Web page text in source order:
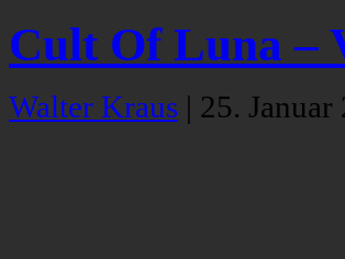
Cult Of Luna –
Walter Kraus | 25. Januar